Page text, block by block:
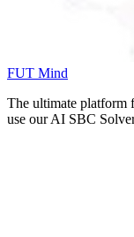
FUT Mind
The ultimate platform
use our AI SBC